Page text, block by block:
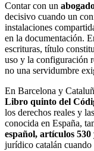
Contar con un
decisivo cuando un
instalaciones
en la documentación.
escrituras, título
uso y la configuración
no una servidumbre
En Barcelona y
Libro quinto del
los derechos reales y
conocida en España,
español, artículos 530
jurídico catalán